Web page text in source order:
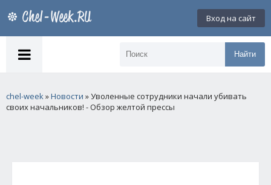
Вход на сайт
Найти
chel-week»Новости » Уволенные сотрудники начали убивать
своих начальников! - Обзор желтой прессы